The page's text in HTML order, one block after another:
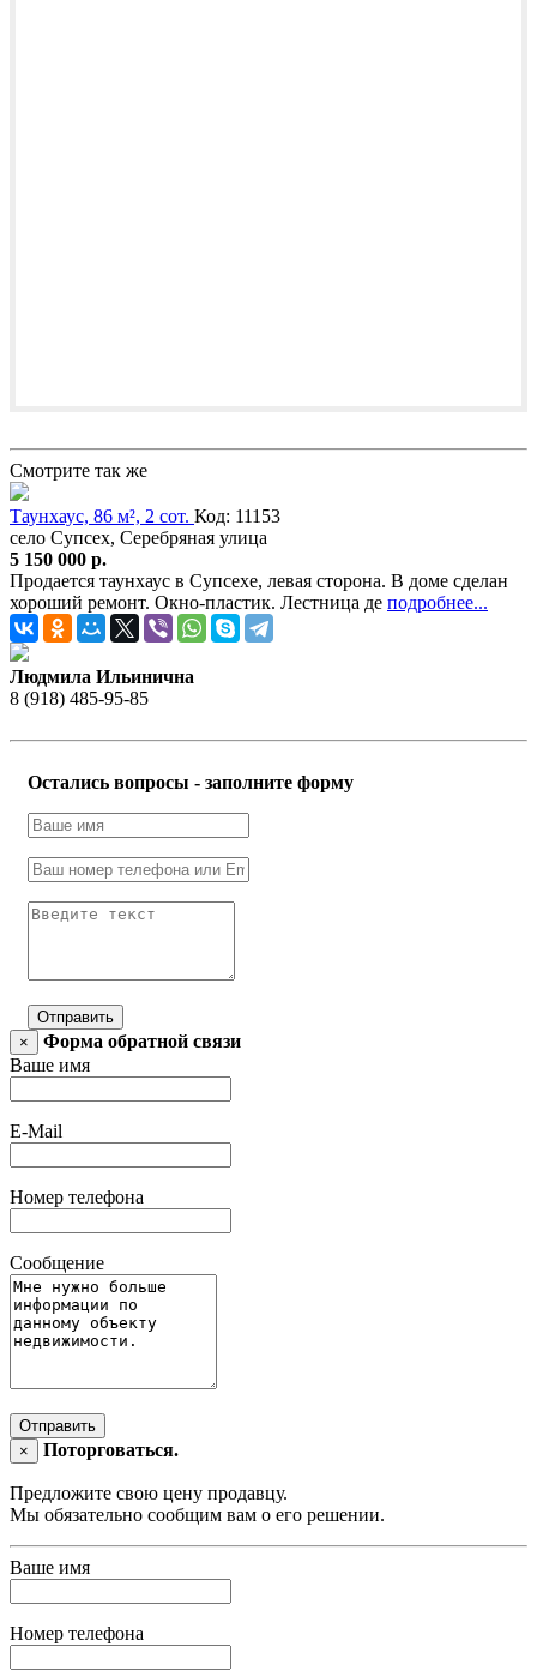
Смотрите так же
Таунхаус, 86 м², 2 сот. Код: 11153
село Супсех, Серебряная улица
5 150 000 р.
Продается таунхаус в Супсехе, левая сторона. В доме сделан
хороший ремонт. Окно-пластик. Лестница де подробнее...
Людмила Ильинична
8 (918) 485-95-85
Остались вопросы - заполните форму
Отправить
×
Форма обратной связи
Ваше имя
E-Mail
Номер телефона
Сообщение
Отправить
×
Поторговаться.
Предложите свою цену продавцу.
Мы обязательно сообщим вам о его решении.
Ваше имя
Номер телефона